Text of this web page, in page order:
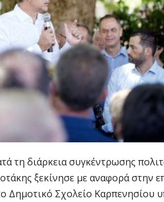
τη διάρκεια συγκέντρωσης
ξεκίνησε με αναφορά στην
Δημοτικό Σχολείο Καρπενησίου